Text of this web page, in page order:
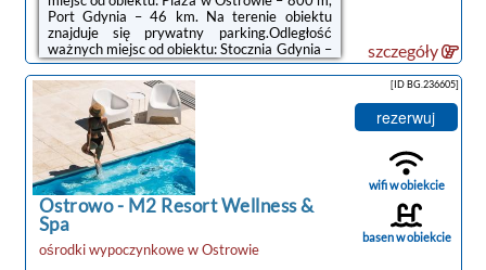
Port Gdynia – 46 km. Na terenie obiektu
znajduje się prywatny parking.Odległość
ważnych miejsc od obiektu: Stocznia Gdynia –
49 km, Dworzec PKP Gdynia Główna – 49
km. Lotnisko Lotnisko Gdańsk-Rębiechowo
znajduje się 67 km od obiektu.Doba hotelowa
od godziny 15:00 do 10:00.W obiekcie
obowiązuje zakaz organizowania wieczorów
panieńskich, kawalerskich itp.Zarządzany
przez gospodarza prywatnego (osobę
fizyczną)W przypadku pobytu w obiekcie z
dziećmi ...
szczegóły
Ostrowo- M2 Resort Wellness &
Spa
ośrodki wypoczynkowewOstrowie
[ID BG.236605]
rezerwuj
wifi w obiekcie
basen w obiekcie